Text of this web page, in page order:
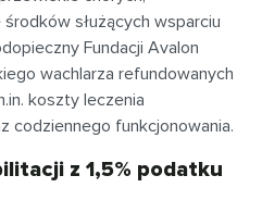
służących wsparciu
Fundacji Avalon
wachlarza refundowanych
koszty leczenia
codziennego funkcjonowania.
z 1,5% podatku